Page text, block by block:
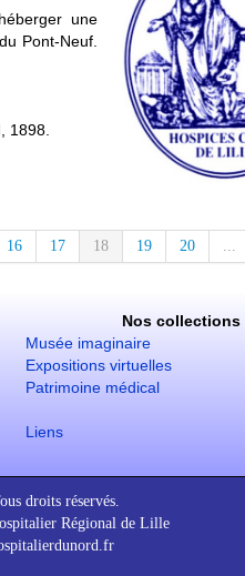
une
Pont-Neuf.
1898.
16 17 18 19 20 ...
Nos collections
Musée imaginaire
Expositions virtuelles
Patrimoine médical
Liens
droits réservés.
Régional de Lille